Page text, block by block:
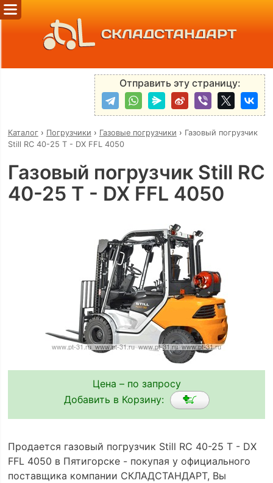
СКЛАДСТАНДАРТ
Отправить эту страницу:
Каталог› Погрузчики › Газовые погрузчики › Газовый погрузчик
Still RC 40-25 T - DX FFL 4050
Газовый погрузчик Still RC
40-25 T - DX FFL 4050
Цена – по запросу
Добавить в Корзину:
Продается газовый погрузчик Still RC 40-25 T - DX
FFL 4050 в Пятигорске - покупая у официального
поставщика компании СКЛАДСТАНДАРТ, Вы